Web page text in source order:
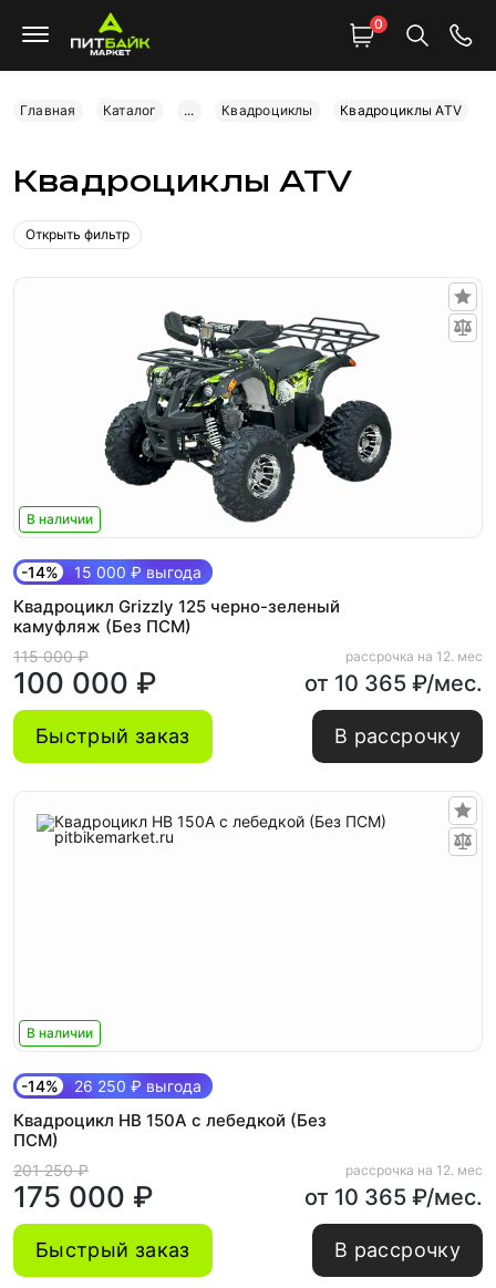
0
Главная Каталог ... Квадроциклы Квадроциклы ATV
Квадроциклы ATV
Открыть фильтр
В наличии
-14% 15 000 ₽ выгода
Квадроцикл Grizzly 125 черно-зеленый
камуфляж (Без ПСМ)
115 000 ₽
100 000 ₽
рассрочка на 12. мес
от 10 365 ₽/мес.
Быстрый заказ В рассрочку
В наличии
-14% 26 250 ₽ выгода
Квадроцикл HB 150A с лебедкой (Без
ПСМ)
201 250 ₽
175 000 ₽
рассрочка на 12. мес
от 10 365 ₽/мес.
Быстрый заказ В рассрочку